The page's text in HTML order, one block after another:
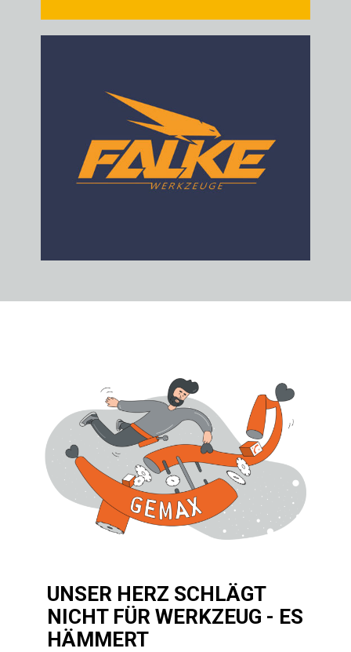
UNSER HERZ SCHLÄGT
NICHT FÜR WERKZEUG - ES
HÄMMERT